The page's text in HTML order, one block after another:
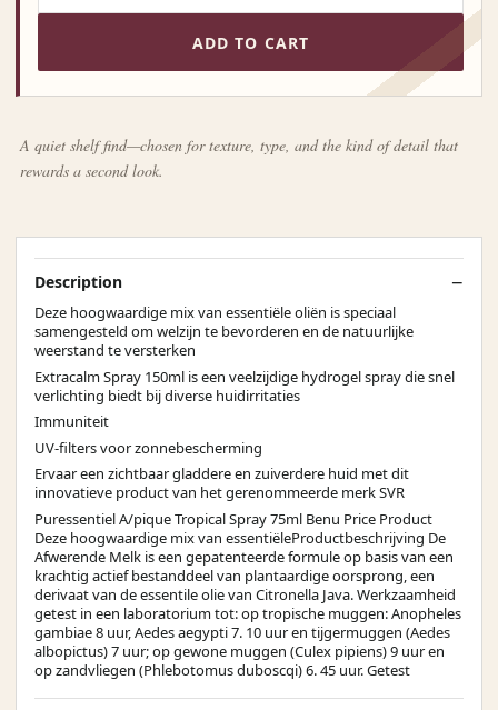
ADD TO CART
A quiet shelf find—chosen for texture, type, and the kind of detail that
rewards a second look.
Description
Deze hoogwaardige mix van essentiële oliën is speciaal
samengesteld om welzijn te bevorderen en de natuurlijke
weerstand te versterken
Extracalm Spray 150ml is een veelzijdige hydrogel spray die snel
verlichting biedt bij diverse huidirritaties
Immuniteit
UV-filters voor zonnebescherming
Ervaar een zichtbaar gladdere en zuiverdere huid met dit
innovatieve product van het gerenommeerde merk SVR
Puressentiel A/pique Tropical Spray 75ml Benu Price Product
Deze hoogwaardige mix van essentiëleProductbeschrijving De
Afwerende Melk is een gepatenteerde formule op basis van een
krachtig actief bestanddeel van plantaardige oorsprong, een
derivaat van de essentile olie van Citronella Java. Werkzaamheid
getest in een laboratorium tot: op tropische muggen: Anopheles
gambiae 8 uur, Aedes aegypti 7. 10 uur en tijgermuggen (Aedes
albopictus) 7 uur; op gewone muggen (Culex pipiens) 9 uur en
op zandvliegen (Phlebotomus duboscqi) 6. 45 uur. Getest